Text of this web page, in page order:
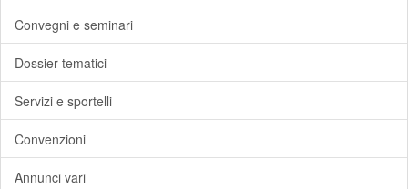
Convegni e seminari
Dossier tematici
Servizi e sportelli
Convenzioni
Annunci vari